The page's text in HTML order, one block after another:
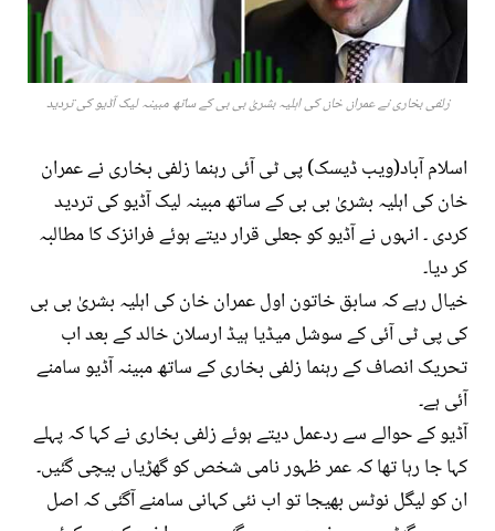
زلفی بخاری نے عمران خان کی اہلیہ بشریٰ بی بی کے ساتھ مبینہ لیک آڈیو کی تردید
اسلام آباد(ویب ڈیسک) پی ٹی آئی رہنما زلفی بخاری نے عمران
خان کی اہلیہ بشریٰ بی بی کے ساتھ مبینہ لیک آڈیو کی تردید
کردی ۔ انہوں نے آڈیو کو جعلی قرار دیتے ہوئے فرانزک کا مطالبہ
کر دیا۔
خیال رہے کہ سابق خاتون اول عمران خان کی اہلیہ بشریٰ بی بی
کی پی ٹی آئی کے سوشل میڈیا ہیڈ ارسلان خالد کے بعد اب
تحریک انصاف کے رہنما زلفی بخاری کے ساتھ مبینہ آڈیو سامنے
آئی ہے۔
آڈیو کے حوالے سے ردعمل دیتے ہوئے زلفی بخاری نے کہا کہ پہلے
کہا جا رہا تھا کہ عمر ظہور نامی شخص کو گھڑیاں بیچی گئیں۔
ان کو لیگل نوٹس بھیجا تو اب نئی کہانی سامنے آگئی کہ اصل